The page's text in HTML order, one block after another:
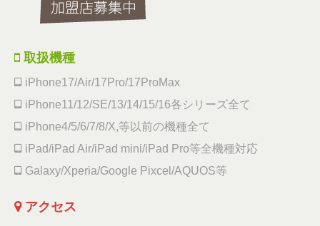
取扱機種
iPhone17/Air/17Pro/17ProMax
iPhone11/12/SE/13/14/15/16各シリーズ全て
iPhone4/5/6/7/8/X,等以前の機種全て
iPad/iPad Air/iPad mini/iPad Pro等全機種対応
Galaxy/Xperia/Google Pixcel/AQUOS等
アクセス